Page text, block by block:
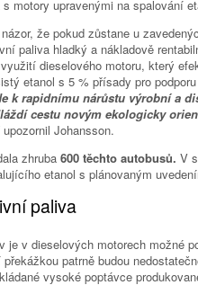
že pokud zůstane u
paliva hladký a nákladově
dieselového motoru, který
etanol s 5 % přísady pro
k rapidnímu nárůstu výrobní a
cestu novým ekologicky
upozornil Johansson.
zhruba 600 těchto autobusů. V
etanol s plánovaným
paliva
je v dieselových motorech možné
patrně budou
vysoké poptávce